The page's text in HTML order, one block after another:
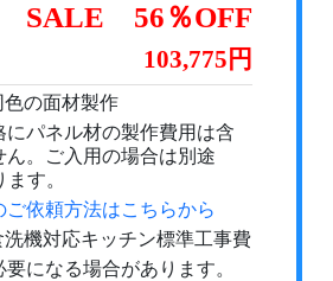
SALE 56％OFF
103,775円
の面材製作
にパネル材の製作費用は含
ん。ご入用の場合は別途
す。
ご依頼方法はこちらから
機対応キッチン標準工事費
になる場合があります。